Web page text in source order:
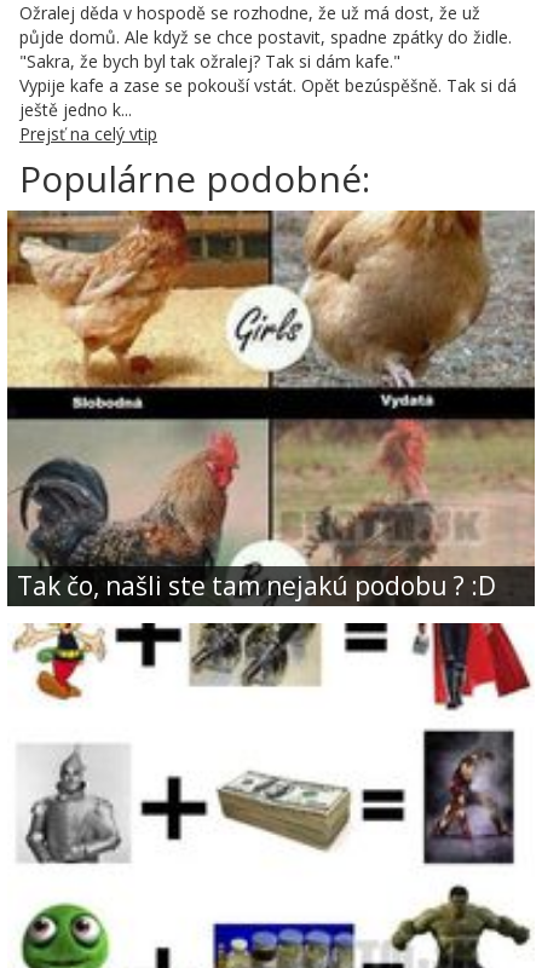
Ožralej děda v hospodě se rozhodne, že už má dost, že už
půjde domů. Ale když se chce postavit, spadne zpátky do židle.
"Sakra, že bych byl tak ožralej? Tak si dám kafe."
Vypije kafe a zase se pokouší vstát. Opět bezúspěšně. Tak si dá
ještě jedno k...
Prejsť na celý vtip
Populárne podobné:
Tak čo, našli ste tam nejakú podobu ? :D